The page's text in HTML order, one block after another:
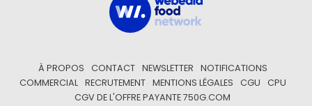
À PROPOS CONTACT NEWSLETTER
NOTIFICATIONS
COMMERCIAL
RECRUTEMENT MENTIONS LÉGALES CGU
CPU
CGV DE L'OFFRE PAYANTE 750G.COM